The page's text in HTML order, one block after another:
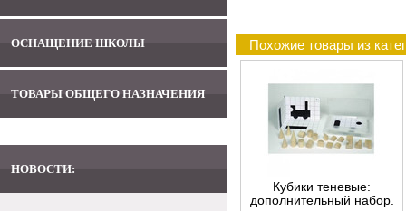
ОСНАЩЕНИЕ ШКОЛЫ
ТОВАРЫ ОБЩЕГО НАЗНАЧЕНИЯ
НОВОСТИ:
Похожие товары из
Кубики теневые:
дополнительный набор.